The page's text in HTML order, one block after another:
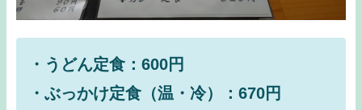
・うどん定食：600円
・ぶっかけ定食（温・冷）：670円